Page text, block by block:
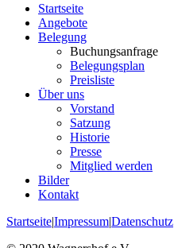
Startseite
Angebote
Belegung
Buchungsanfrage
Belegungsplan
Preisliste
Über uns
Vorstand
Satzung
Historie
Presse
Mitglied werden
Bilder
Kontakt
Startseite|Impressum|Datenschutz